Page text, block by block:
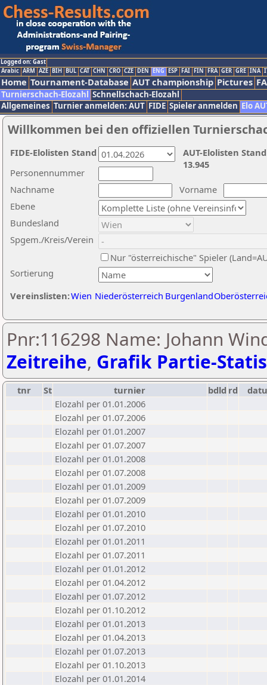
Logged on: Gast
Arabic ARM AZE BIH BUL CAT CHN CRO CZE DEN ENG ESP FAI FIN FRA GER GRE INA
Home Tournament-Database AUT championship Pictures
Turnierschach-Elozahl Schnellschach-Elozahl
Allgemeines Turnier anmelden: AUT FIDE Spieler anmelden Elo
Willkommen bei den offiziellen
Nachname
Vorname
Ebene
Sortierung
Personennummer
Bundesland
Spgem./Kreis/Verein
Nur "österreichische" Spieler
Vereinslisten:Wien Niederösterreich Burgenland
AUT-Elolisten
13.945
FIDE-Elolisten Stand
Pnr:116298 Name: Johann
Zeitreihe, Grafik Partie-
tnr St turnier bdld rd
Elozahl per 01.01.2006
Elozahl per 01.07.2006
Elozahl per 01.01.2007
Elozahl per 01.07.2007
Elozahl per 01.01.2008
Elozahl per 01.07.2008
Elozahl per 01.01.2009
Elozahl per 01.07.2009
Elozahl per 01.01.2010
Elozahl per 01.07.2010
Elozahl per 01.01.2011
Elozahl per 01.07.2011
Elozahl per 01.01.2012
Elozahl per 01.04.2012
Elozahl per 01.07.2012
Elozahl per 01.10.2012
Elozahl per 01.01.2013
Elozahl per 01.04.2013
Elozahl per 01.07.2013
Elozahl per 01.10.2013
Elozahl per 01.01.2014